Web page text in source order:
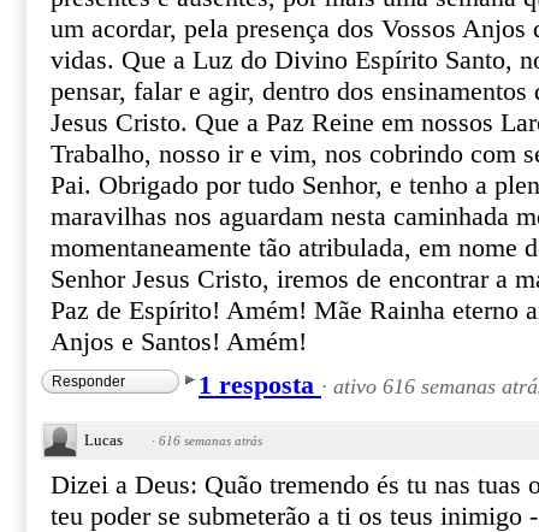
um acordar, pela presença dos Vossos Anjos
vidas. Que a Luz do Divino Espírito Santo,
pensar, falar e agir, dentro dos
Jesus Cristo. Que a Paz Reine em nossos
Trabalho, nosso ir e vim, nos cobrindo com
Pai. Obrigado por tudo Senhor, e tenho a
maravilhas nos aguardam nesta caminhada
momentaneamente tão atribulada, em nome
Senhor Jesus Cristo, iremos de encontrar a
Paz de Espírito! Amém! Mãe Rainha eterno
Anjos e Santos! Amém!
Responder 1 resposta · ativo 616 semanas
Lucas · 616 semanas atrás
Dizei a Deus: Quão tremendo és tu nas tuas
teu poder se submeterão a ti os teus inimigo -